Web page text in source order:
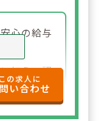
心の給与
加え、認
円）、役
家族手当
この求人に
い合わせ